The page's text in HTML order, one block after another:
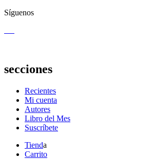
Síguenos
secciones
Recientes
Mi cuenta
Autores
Libro del Mes
Suscríbete
Tienda
Carrito